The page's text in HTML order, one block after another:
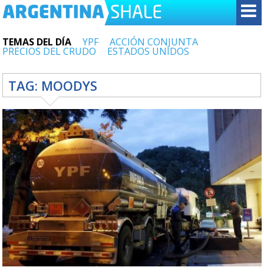
TEMAS DEL DÍA YPF ACCIÓN CONJUNTA
PRECIOS DEL CRUDO ESTADOS UNIDOS
TAG: MOODYS